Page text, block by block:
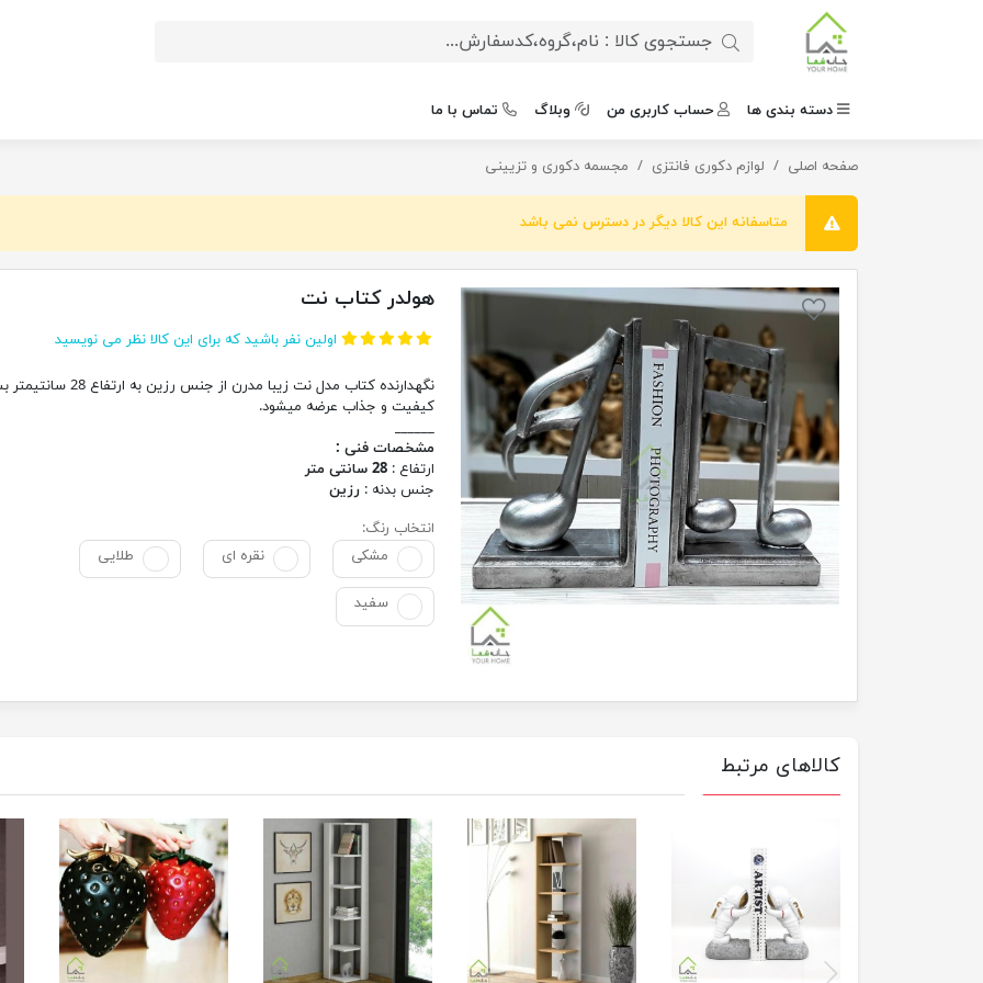
دسته بندی ها حساب کاربری من وبلاگ تماس با ما
صفحه اصلی لوازم دکوری فانتزی مجسمه دکوری و تزیینی هولدر کتاب نت
متاسفانه این کالا دیگر در دسترس نمی باشد
هولدر کتاب نت
اولین نفر باشید که برای این کالا نظر می نویسید
نگهدارنده کتاب مدل نت زیبا مدرن از جنس رزین به
کیفیت و جذاب عرضه میشود.
______
مشخصات فنی :
ارتفاع : 28 سانتی متر
جنس بدنه : رزین
انتخاب رنگ:
مشکی
نقره ای طلایی
سفید
کالاهای مرتبط